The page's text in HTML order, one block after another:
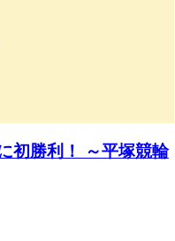
初勝利！ ～平塚競輪